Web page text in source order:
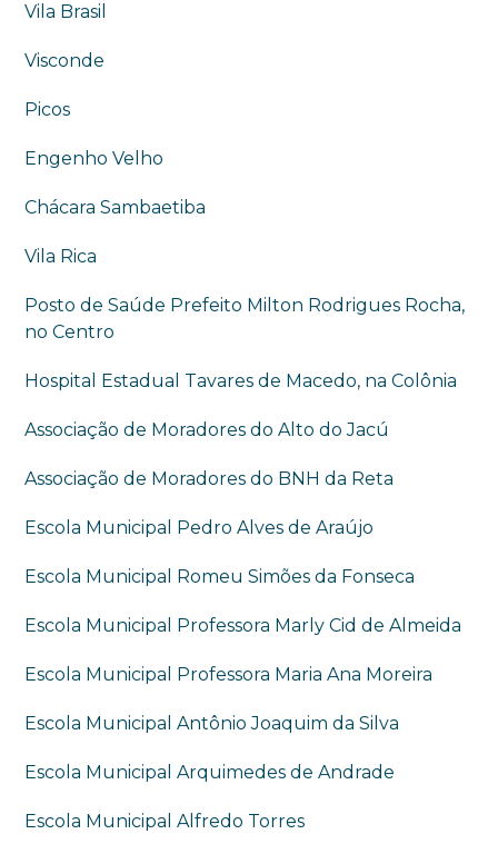
Vila Brasil
Visconde
Picos
Engenho Velho
Chácara Sambaetiba
Vila Rica
Posto de Saúde Prefeito Milton Rodrigues Rocha,
no Centro
Hospital Estadual Tavares de Macedo, na Colônia
Associação de Moradores do Alto do Jacú
Associação de Moradores do BNH da Reta
Escola Municipal Pedro Alves de Araújo
Escola Municipal Romeu Simões da Fonseca
Escola Municipal Professora Marly Cid de Almeida
Escola Municipal Professora Maria Ana Moreira
Escola Municipal Antônio Joaquim da Silva
Escola Municipal Arquimedes de Andrade
Escola Municipal Alfredo Torres